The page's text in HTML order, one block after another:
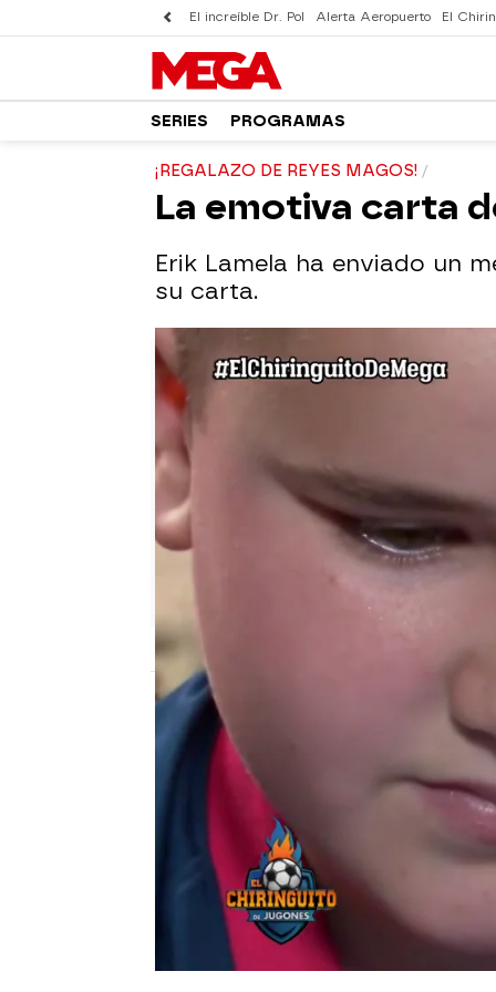
El increíble Dr. Pol Alerta Aeropuerto El
SERIES PROGRAMAS
¡REGALAZO DE REYES MAGOS!
La emotiva carta
Erik Lamela ha enviado un
su carta.
El Chiringuito
Madrid
Publicado: 29 de diciembre de 2021,
¡Qué bonito es el
Sevilla, escribió una
recuperación de Eric
padre lo subió a redes
Verde le ha enseñado
respondido al chico
emoción de Nicolás!